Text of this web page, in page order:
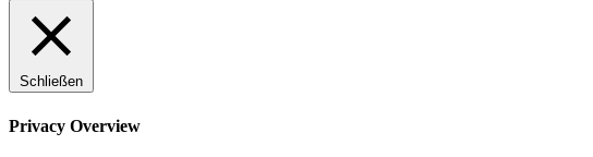
Schließen
Privacy Overview